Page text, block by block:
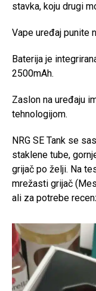
stavka, koju drugi
Vape uređaj punite
Baterija je
2500mAh.
Zaslon na uređaju
tehnologijom.
NRG SE Tank se
staklene tube,
grijač po želji. Na
mrežasti grijač
ali za potrebe